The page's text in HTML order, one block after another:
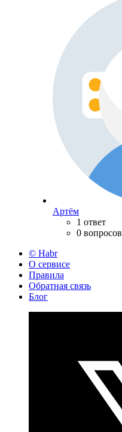
Артём
1 ответ
0 вопросов
© Habr
О сервисе
Правила
Обратная связь
Блог